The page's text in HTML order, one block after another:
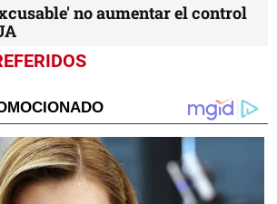
no aumentar el control